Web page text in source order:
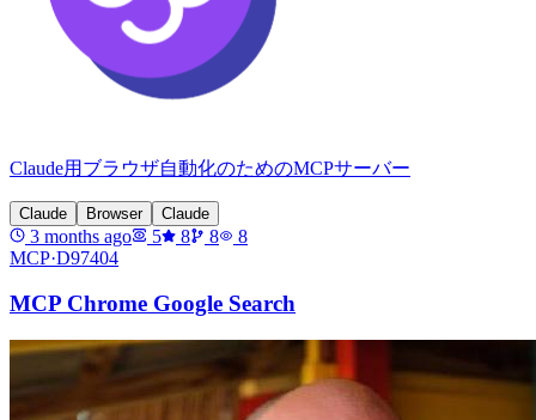
Claude用ブラウザ自動化のためのMCPサーバー
Claude Browser Claude
3 months ago 5 8 8
8
MCP·D97404
MCP Chrome Google Search